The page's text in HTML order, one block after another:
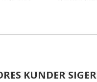
KUNDER SIGER